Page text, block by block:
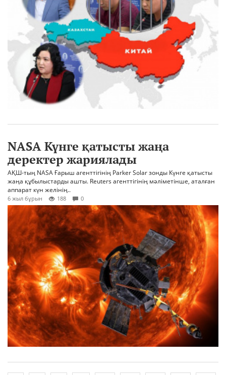
NASA Күнге қатысты жаңа
деректер жариялады
АҚШ-тың NASA Ғарыш агенттігінің Parker Solar зонды Күнге қатысты
жаңа құбылыстарды ашты. Reuters агенттігінің мәліметінше, аталған
аппарат күн желінің..
6 жыл бұрын 188 0